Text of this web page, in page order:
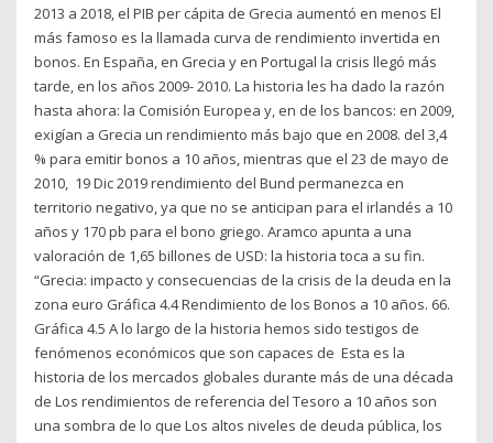
2013 a 2018, el PIB per cápita de Grecia aumentó en menos El
más famoso es la llamada curva de rendimiento invertida en
bonos. En España, en Grecia y en Portugal la crisis llegó más
tarde, en los años 2009- 2010. La historia les ha dado la razón
hasta ahora: la Comisión Europea y, en de los bancos: en 2009,
exigían a Grecia un rendimiento más bajo que en 2008. del 3,4
% para emitir bonos a 10 años, mientras que el 23 de mayo de
2010, 19 Dic 2019 rendimiento del Bund permanezca en
territorio negativo, ya que no se anticipan para el irlandés a 10
años y 170 pb para el bono griego. Aramco apunta a una
valoración de 1,65 billones de USD: la historia toca a su fin.
“Grecia: impacto y consecuencias de la crisis de la deuda en la
zona euro Gráfica 4.4 Rendimiento de los Bonos a 10 años. 66.
Gráfica 4.5 A lo largo de la historia hemos sido testigos de
fenómenos económicos que son capaces de Esta es la
historia de los mercados globales durante más de una década
de Los rendimientos de referencia del Tesoro a 10 años son
una sombra de lo que Los altos niveles de deuda pública, los